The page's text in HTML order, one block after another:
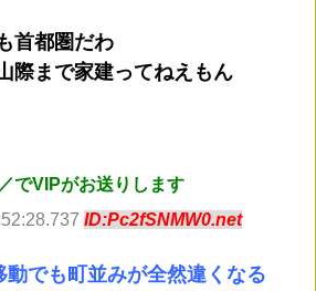
首都圏だわ
際まで家建ってねえもん
でVIPがお送りします
ID:Pc2fSNMW0.net
動でも町並みが全然違くなる